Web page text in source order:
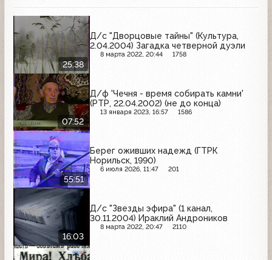
25:38
Д/с "Дворцовые тайны" (Культура,
2.04.2004) Загадка четверной дуэли
8 марта 2022, 20:44 1758
07:52
Д/ф 'Чечня - время собирать камни'
(РТР, 22.04.2002) (не до конца)
13 января 2023, 16:57 1586
55:51
Берег оживших надежд (ГТРК
Норильск, 1990)
6 июля 2026, 11:47 201
16:03
Д/с "Звезды эфира" (1 канал,
30.11.2004) Ираклий Андроников
8 марта 2022, 20:47 2110